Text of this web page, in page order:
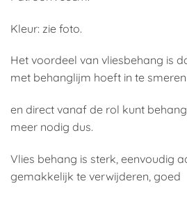
Kleur: zie foto.
Het voordeel van vliesbehang is
met behanglijm hoeft in te smeren
en direct vanaf de rol kunt
meer nodig dus.
Vlies behang is sterk, eenvoudig
gemakkelijk te verwijderen, goed